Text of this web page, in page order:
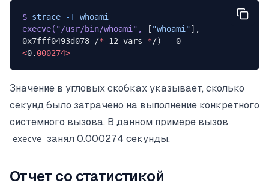
$ strace -T whoami
execve( "/usr/bin/whoami" , [ "whoami"],
0x7fff0493d078 /* 12 vars */) = 0
<0. 000274>
Значение в угловых скобках указывает, сколько
секунд было затрачено на выполнение конкретного
системного вызова. В данном примере вызов
execve занял 0.000274 секунды.
Отчет со статистикой